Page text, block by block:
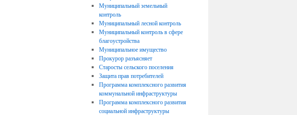
Муниципальный земельный
контроль
Муниципальный лесной контроль
Муниципальный контроль в сфере
благоустройства
Муниципальное имущество
Прокурор разъясняет
Старосты сельского поселения
Защита прав потребителей
Программа комплексного развития
коммунальной инфраструктуры
Программа комплексного развития
социальной инфраструктуры